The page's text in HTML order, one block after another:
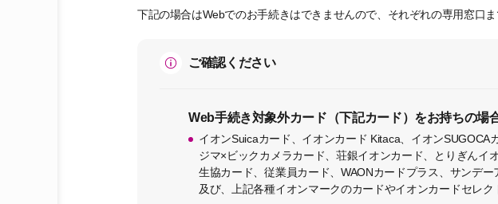
下記の場合はWebでのお手続きはできませんので、それぞれの専用窓口ま
ご確認ください
Web手続き対象外カード（下記カード）をお持ちの場
イオンSuicaカード、イオンカード Kitaca、イオン
ジマ×ビックカメラカード、荘銀イオンカード、とりぎん
生協カード、従業員カード、WAONカードプラス、サンデ
及び、上記各種イオンマークのカードやイオンカードセレク